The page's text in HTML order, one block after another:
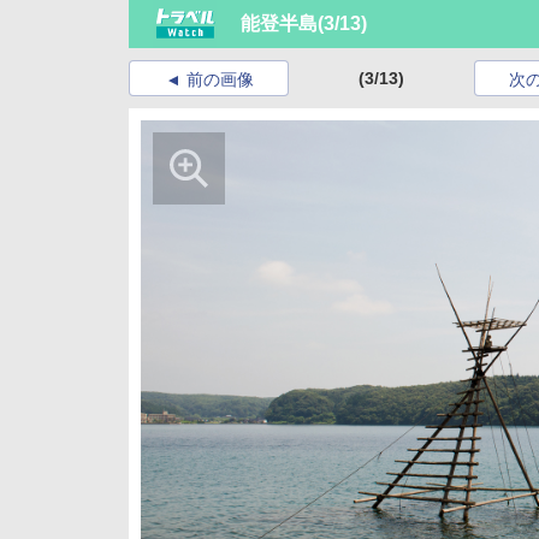
能登半島(3/13)
前の画像 (3/13) 次